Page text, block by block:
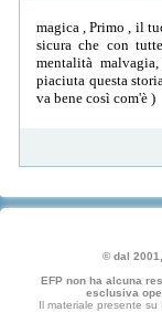
magica , Primo , il
sicura che con
mentalità
piaciuta questa
va bene così com'è )
© dal
EFP non ha alcuna
esclusiva
Il materiale presente